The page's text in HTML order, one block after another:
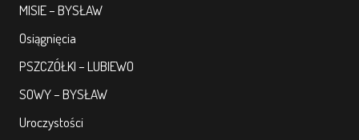
MISIE – BYSŁAW
Osiągnięcia
PSZCZÓŁKI – LUBIEWO
SOWY – BYSŁAW
Uroczystości